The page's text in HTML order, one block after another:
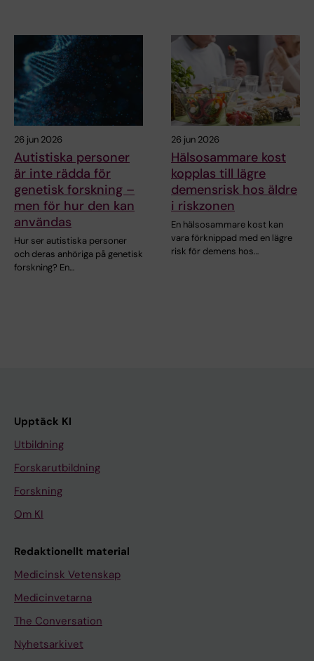
26 jun 2026
Autistiska personer
är inte rädda för
genetisk forskning –
men för hur den kan
användas
Hur ser autistiska personer
och deras anhöriga på genetisk
forskning? En…
26 jun 2026
Hälsosammare kost
kopplas till lägre
demensrisk hos äldre
i riskzonen
En hälsosammare kost kan
vara förknippad med en lägre
risk för demens hos…
Upptäck KI
Utbildning
Forskarutbildning
Forskning
Om KI
Redaktionellt material
Medicinsk Vetenskap
Medicinvetarna
The Conversation
Nyhetsarkivet